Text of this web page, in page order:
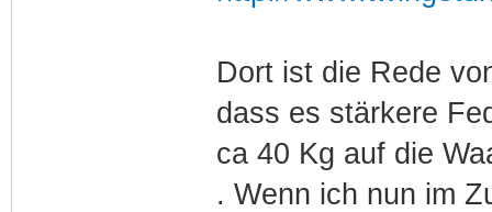
Dort ist die Rede
dass es stärkere
ca 40 Kg auf die
. Wenn ich nun im